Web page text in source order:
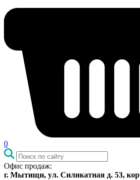
0
Офис продаж:
г. Мытищи, ул. Силикатная д. 53,